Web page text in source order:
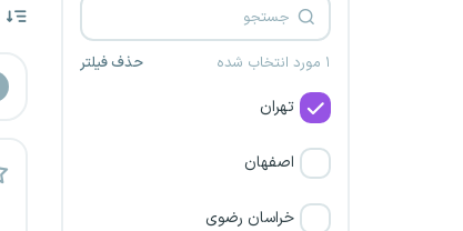
۱ مورد انتخاب شده حذف فیلتر
تهران
اصفهان
خراسان رضوی